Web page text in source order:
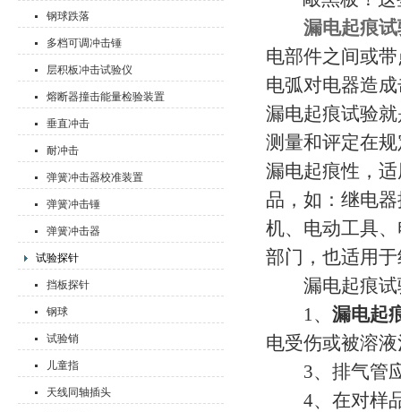
钢球跌落
多档可调冲击锤
层积板冲击试验仪
熔断器撞击能量检验装置
垂直冲击
耐冲击
弹簧冲击器校准装置
弹簧冲击锤
弹簧冲击器
试验探针
挡板探针
钢球
试验销
儿童指
天线同轴插头
漏电起痕
电部件之间或
电弧对电器造
漏电起痕试验
测量和评定在
漏电起痕性，
品，如：继电
机、电动工具
部门，也适用
漏电起痕试
1、 漏电起
电受伤或被溶
3、排气管应
4、在对样品